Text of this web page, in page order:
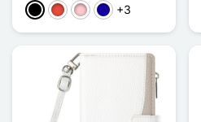
Schwarz
Rot PinkDunkelblau
+3